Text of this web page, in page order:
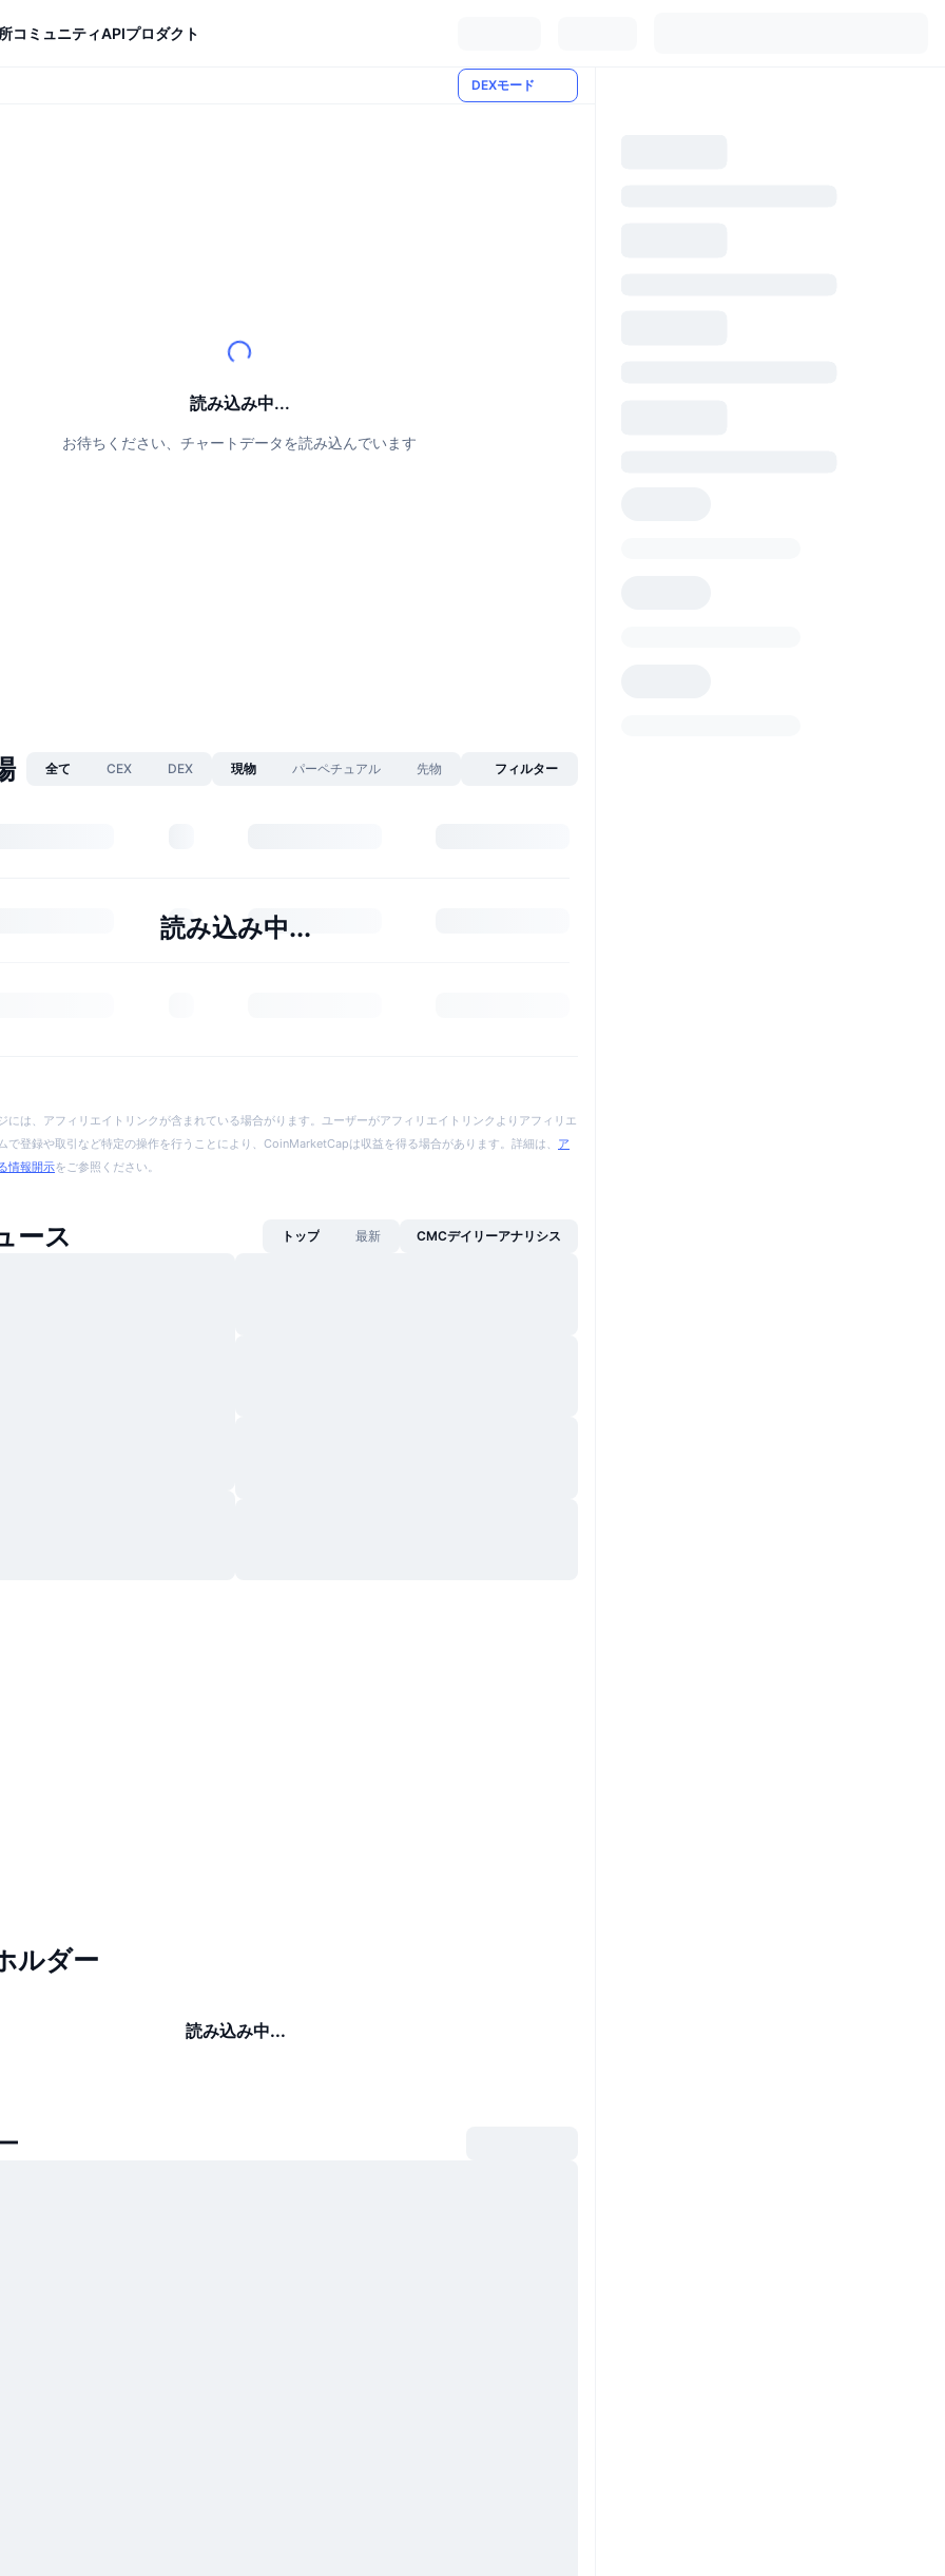
コミュニティAPIプロダクト
DEXモード
読み込み中...
お待ちください、チャートデータを読み込んでいます
全て CEX DEX 現物 パーペチュアル 先物 フィルター
読み込み中...
には、アフィリエイトリンクが含まれている場合がります。ユーザーがアフィリエイトリンクよりアフィリエ
で登録や取引など特定の操作を行うことにより、CoinMarketCapは収益を得る場合があります。詳細は、 ア
情報開示をご参照ください。
ース トップ 最新 CMCデイリーアナリシス
ルダー
読み込み中...